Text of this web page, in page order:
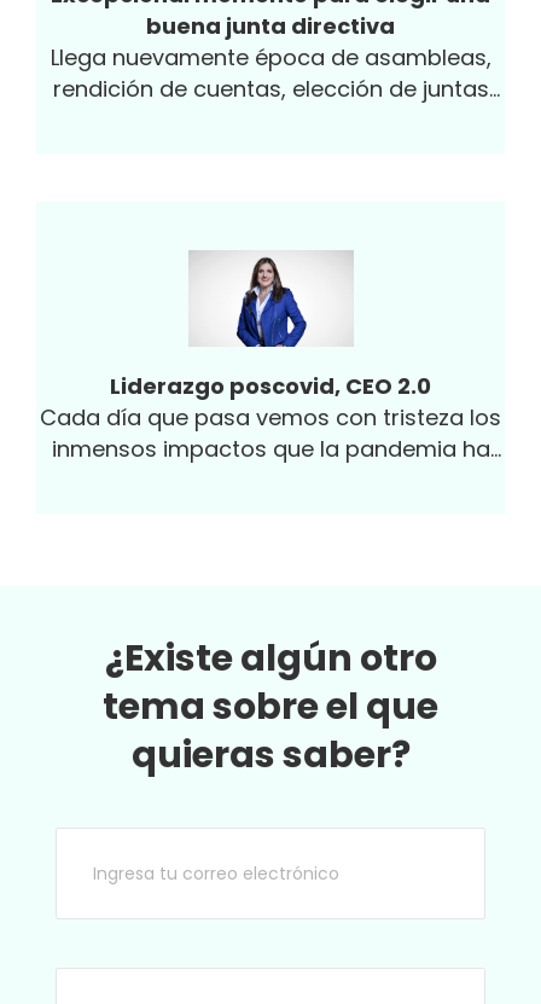
buena junta directiva
Llega nuevamente época de asambleas,
rendición de cuentas, elección de juntas
Liderazgo poscovid, CEO 2.0
Cada día que pasa vemos con tristeza los
inmensos impactos que la pandemia ha
¿Existe algún otro
tema sobre el que
quieras saber?